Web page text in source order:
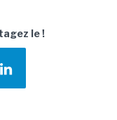
le !